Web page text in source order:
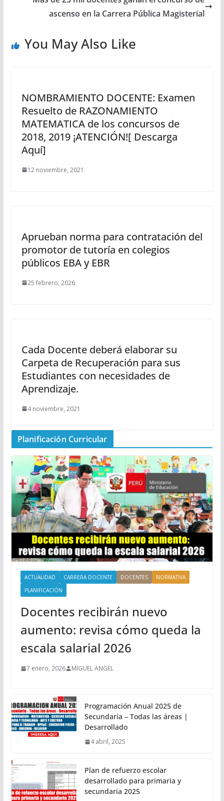
ascenso en la Carrera Pública Magisterial
You May Also Like
NOMBRAMIENTO DOCENTE: Examen
Resuelto de RAZONAMIENTO
MATEMATICA de los concursos de
2018, 2019 ¡ATENCIÓN![ Descarga
Aquí]
12 noviembre, 2021
Aprueban norma para contratación del
promotor de tutoría en colegios
públicos EBA y EBR
25 febrero, 2026
Cada Docente deberá elaborar su
Carpeta de Recuperación para sus
Estudiantes con necesidades de
Aprendizaje.
4 noviembre, 2021
Planificación Curricular
ACTUALIDAD CARRERA DOCENTE DOCENTES
NORMATIVA
PLANIFICACIÓN
Docentes recibirán nuevo
aumento: revisa cómo queda la
escala salarial 2026
7 enero, 2026 MIGUEL ANGEL
Programación Anual 2025 de
Secundaria – Todas las áreas |
Desarrollado
4 abril, 2025
Plan de refuerzo escolar
desarrollado para primaria y
secundaria 2025